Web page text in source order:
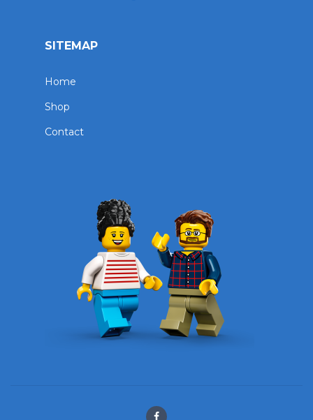
SITEMAP
Home
Shop
Contact